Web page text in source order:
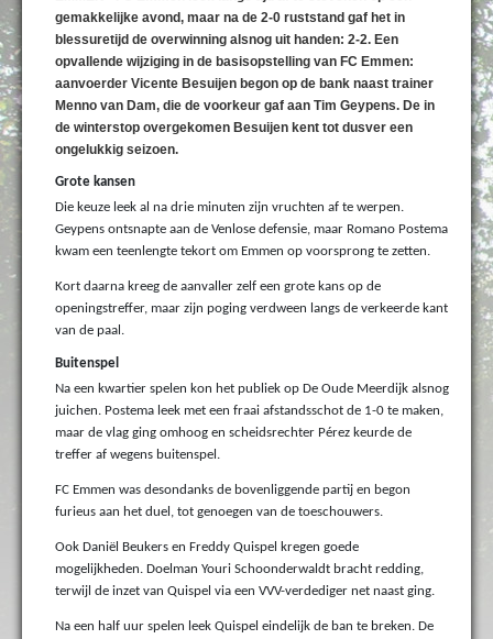
gemakkelijke avond, maar na de 2-0 ruststand gaf het in
blessuretijd de overwinning alsnog uit handen: 2-2. Een
opvallende wijziging in de basisopstelling van FC Emmen:
aanvoerder Vicente Besuijen begon op de bank naast trainer
Menno van Dam, die de voorkeur gaf aan Tim Geypens. De in
de winterstop overgekomen Besuijen kent tot dusver een
ongelukkig seizoen.
Grote kansen
Die keuze leek al na drie minuten zijn vruchten af te werpen.
Geypens ontsnapte aan de Venlose defensie, maar Romano Postema
kwam een teenlengte tekort om Emmen op voorsprong te zetten.
Kort daarna kreeg de aanvaller zelf een grote kans op de
openingstreffer, maar zijn poging verdween langs de verkeerde kant
van de paal.
Buitenspel
Na een kwartier spelen kon het publiek op De Oude Meerdijk alsnog
juichen. Postema leek met een fraai afstandsschot de 1-0 te maken,
maar de vlag ging omhoog en scheidsrechter Pérez keurde de
treffer af wegens buitenspel.
FC Emmen was desondanks de bovenliggende partij en begon
furieus aan het duel, tot genoegen van de toeschouwers.
Ook Daniël Beukers en Freddy Quispel kregen goede
mogelijkheden. Doelman Youri Schoonderwaldt bracht redding,
terwijl de inzet van Quispel via een VVV-verdediger net naast ging.
Na een half uur spelen leek Quispel eindelijk de ban te breken. De